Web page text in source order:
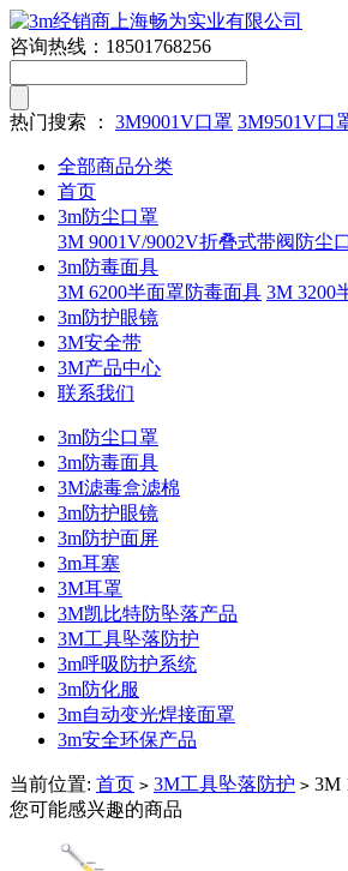
咨询热线： 18501768256
热门搜索 ： 3M9001V口罩 3M9501V口
全部商品分类
首页
3m防尘口罩
3M 9001V/9002V折叠式带阀防尘
3m防毒面具
3M 6200半面罩防毒面具 3M 3200
3m防护眼镜
3M安全带
3M产品中心
联系我们
3m防尘口罩
3m防毒面具
3M滤毒盒滤棉
3m防护眼镜
3m防护面屏
3m耳塞
3M耳罩
3M凯比特防坠落产品
3M工具坠落防护
3m呼吸防护系统
3m防化服
3m自动变光焊接面罩
3m安全环保产品
当前位置: 首页 > 3M工具坠落防护 > 3M
您可能感兴趣的商品